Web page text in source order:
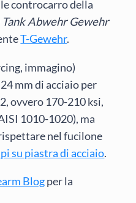
controcarro della
Abwehr Gewehr
T-Gewehr.
immagino)
mm di acciaio per
ovvero 170-210 ksi,
1010-1020), ma
nel fucilone
su piastra di acciaio.
Blogper la